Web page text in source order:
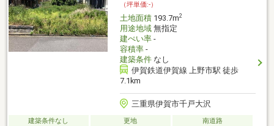
（坪単価:-）
土地面積193.7m2
用途地域無指定
建ぺい率-
容積率-
建築条件なし
伊賀鉄道伊賀線 上野市駅 徒歩
7.1km
三重県伊賀市千戸大沢
建築条件なし 更地
南道路